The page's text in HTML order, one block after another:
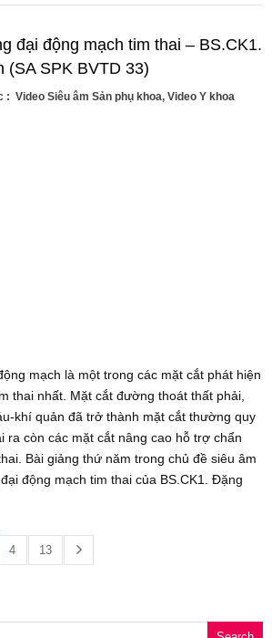
đại động mạch tim thai – BS.CK1.
(SA SPK BVTD 33)
: Video Siêu âm Sản phụ khoa, Video Y khoa
mạch là một trong các mặt cắt phát hiện
thai nhất. Mặt cắt đường thoát thất phải,
khí quản đã trở thành mặt cắt thường quy
ra còn các mặt cắt nâng cao hỗ trợ chẩn
Bài giảng thứ năm trong chủ đề siêu âm
động mạch tim thai của BS.CK1. Đặng
4 13